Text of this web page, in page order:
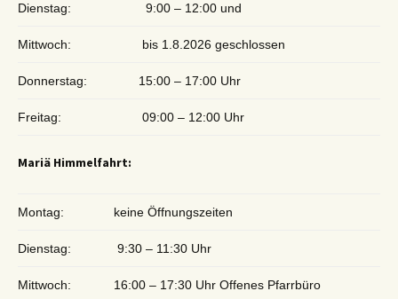
Dienstag: 9:00 – 12:00 und
Mittwoch: bis 1.8.2026 geschlossen
Donnerstag: 15:00 – 17:00 Uhr
Freitag: 09:00 – 12:00 Uhr
Mariä Himmelfahrt:
Montag: keine Öffnungszeiten
Dienstag: 9:30 – 11:30 Uhr
Mittwoch: 16:00 – 17:30 Uhr Offenes Pfarrbüro